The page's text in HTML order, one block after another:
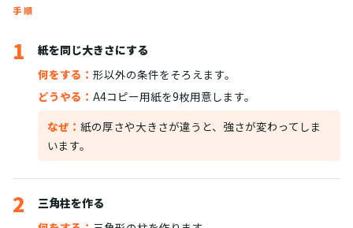
手順
1
紙を同じ大きさにする
何をする： 形以外の条件をそろえます。
どうやる： A4コピー用紙を9枚用意します。
なぜ： 紙の厚さや大きさが違うと、強さが変わってしま
います。
2
三角柱を作る